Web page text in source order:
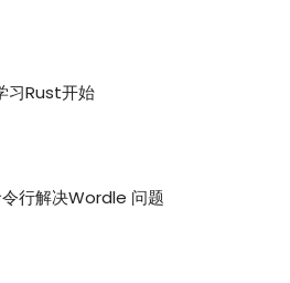
习Rust开始
行解决Wordle 问题